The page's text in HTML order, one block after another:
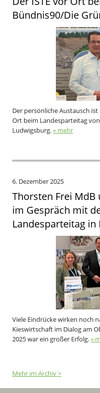
Bündnis90/Die
Der persönliche Austausch
Ort beim Landesparteitag
Ludwigsburg.» mehr
6. Dezember 2025
Thorsten Frei MdB
im Gespräch mit
Landesparteitag in
Viele Eindrücke wirken noch
Kieswirtschaft im Dialog am
2025 war ein großer Erfolg.»
Mehr im Archiv >